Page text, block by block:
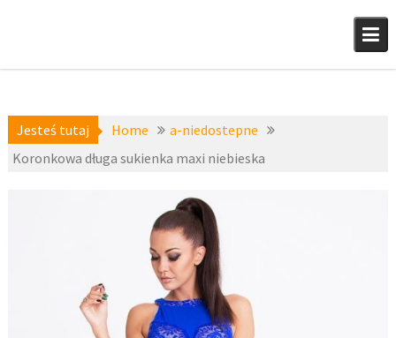
Jesteś tutaj Home
a-niedostepne
Koronkowa długa sukienka maxi niebieska